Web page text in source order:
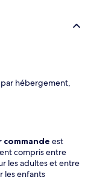
hébergement,
est
compris entre
les adultes et entre
les enfants